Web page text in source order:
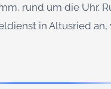
rund um die Uhr.
in Altusried an,